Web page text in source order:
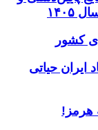
ایران حیاتی
هرمز!